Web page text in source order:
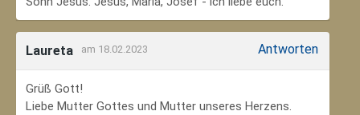
Laureta am 18.02.2023 Antworten
Grüß Gott!
Liebe Mutter Gottes und Mutter unseres Herzens.